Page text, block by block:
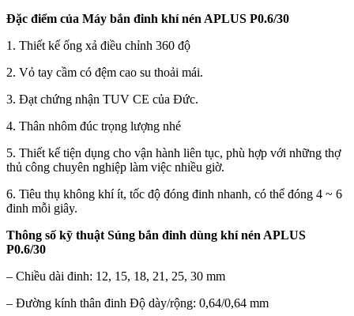
Đặc điểm của Máy bắn đinh khí nén APLUS P0.6/30
1. Thiết kế ống xả điều chỉnh 360 độ
2. Vỏ tay cầm có đệm cao su thoải mái.
3. Đạt chứng nhận TUV CE của Đức.
4. Thân nhôm đúc trọng lượng nhé
5. Thiết kế tiện dụng cho vận hành liên tục, phù hợp với những thợ
thủ công chuyên nghiệp làm việc nhiều giờ.
6. Tiêu thụ không khí ít, tốc độ đóng đinh nhanh, có thể đóng 4 ~ 6
đinh mỗi giây.
Thông số kỹ thuật Súng bắn đinh dùng khí nén APLUS
P0.6/30
– Chiều dài đinh: 12, 15, 18, 21, 25, 30 mm
– Đường kính thân đinh Độ dày/rộng: 0,64/0,64 mm